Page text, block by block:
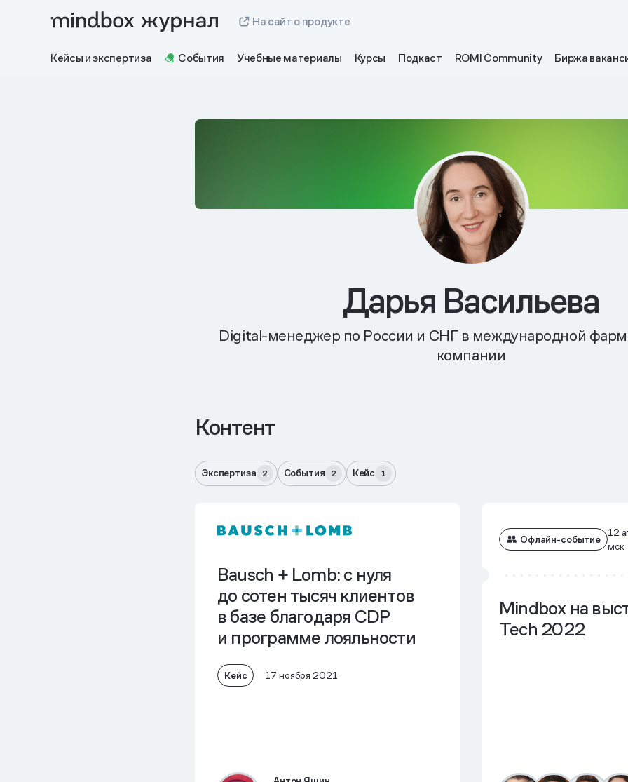
На сайт о продукте
Кейсы и экспертиза События Учебные материалы Курсы Подкаст ROMI Community Биржа
Дарья Васильева
Digital-менеджер по России и СНГ в международной
компании
Контент
Экспертиза 2 События 2 Кейс 1
Bausch + Lomb: с нуля
до сотен тысяч клиентов
в базе благодаря CDP
и программе лояльности
Кейс 17 ноября 2021
Офлайн-событие
12
мск
Mindbox на
Tech 2022